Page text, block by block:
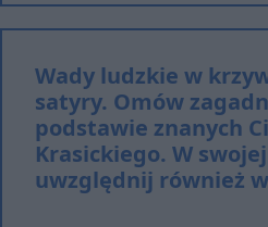
Wady ludzkie w
satyry. Omów
podstawie znanych
Krasickiego. W
uwzględnij również